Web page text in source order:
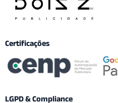
Certificações
LGPD & Compliance